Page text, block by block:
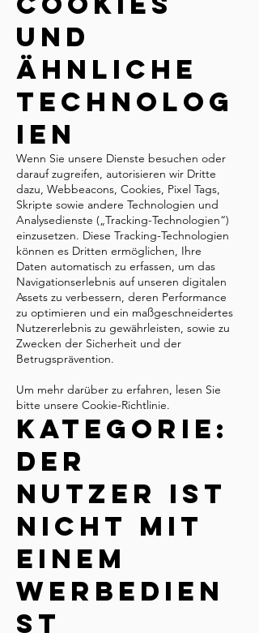
und
ähnliche
Technolog
ien
Wenn Sie unsere Dienste besuchen oder
darauf zugreifen, autorisieren wir Dritte
dazu, Webbeacons, Cookies, Pixel Tags,
Skripte sowie andere Technologien und
Analysedienste („Tracking-Technologien“)
einzusetzen. Diese Tracking-Technologien
können es Dritten ermöglichen, Ihre
Daten automatisch zu erfassen, um das
Navigationserlebnis auf unseren digitalen
Assets zu verbessern, deren Performance
zu optimieren und ein maßgeschneidertes
Nutzererlebnis zu gewährleisten, sowie zu
Zwecken der Sicherheit und der
Betrugsprävention.
Um mehr darüber zu erfahren, lesen Sie
bitte unsere Cookie-Richtlinie.
Kategorie:
Der
Nutzer ist
NICHT mit
einem
Werbedien
st